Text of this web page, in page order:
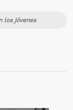
los jóvenes